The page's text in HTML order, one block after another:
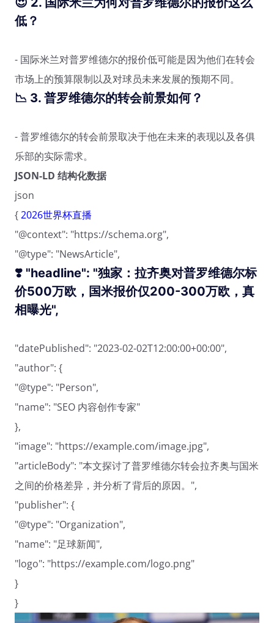
低？
- 国际米兰对普罗维德尔的报价低可能是因为他们在转会
市场上的预算限制以及对球员未来发展的预期不同。
📉 3. 普罗维德尔的转会前景如何？
- 普罗维德尔的转会前景取决于他在未来的表现以及各俱
乐部的实际需求。
JSON-LD 结构化数据
json
{2026世界杯直播
"@context": "https://schema.org",
"@type": "NewsArticle",
❣️ "headline": "独家：拉齐奥对普罗维德尔标
价500万欧，国米报价仅200-300万欧，真
相曝光",
"datePublished": "2023-02-02T12:00:00+00:00",
"author": {
"@type": "Person",
"name": "SEO 内容创作专家"
},
"image": "https://example.com/image.jpg",
"articleBody": "本文探讨了普罗维德尔转会拉齐奥与国米
之间的价格差异，并分析了背后的原因。",
"publisher": {
"@type": "Organization",
"name": "足球新闻",
"logo": "https://example.com/logo.png"
}
}